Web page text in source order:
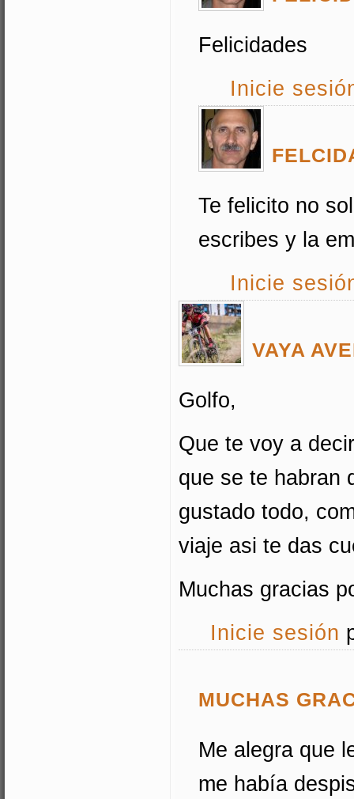
Felicidades
Inicie
Te felicito no
escribes y la
Inicie
VAYA
Golfo,
Que te voy a
que se te habran
gustado todo,
viaje asi te das
Muchas gracias
Inicie sesión
MUCHAS
Me alegra que
me había